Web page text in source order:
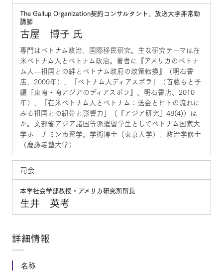
The Gallup Organization契約コンサルタント、放送大学非常勤
講師
古屋 博子 氏
専門はベトナム政治、国際移民研究。主な研究テーマは在
米ベトナム人とベトナム政治。著書に『アメリカのベトナ
ム人—祖国との絆とベトナム政府の政策転換』（明石書
店、2009年）、「ベトナム人ディアスポラ」（首藤もと子
編『東南・南アジアのディアスポラ』、明石書店、2010
年）、「在米ベトナム人とベトナム：送金とヒトの流れに
みる祖国との紐帯と影響力」（『アジア研究』48(4)）ほ
か。文部省アジア諸国等派遣留学生としてベトナム国家大
学ホーチミン市留学。学術博士（東京大学）、政治学修士
（慶應義塾大学）
司会
本学社会学部教授・アメリカ研究所所長
生井 英考
詳細情報
名称